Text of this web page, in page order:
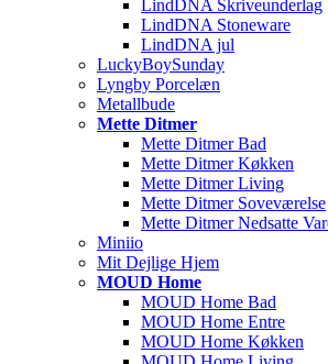
LindDNA Skriveunderlag
LindDNA Stoneware
LindDNA jul
LuckyBoySunday
Lyngby Porcelæn
Metallbude
Mette Ditmer
Mette Ditmer Bad
Mette Ditmer Køkken
Mette Ditmer Living
Mette Ditmer Soveværelse
Mette Ditmer Nedsatte
Miniio
Mit Dejlige Hjem
MOUD Home
MOUD Home Bad
MOUD Home Entre
MOUD Home Køkken